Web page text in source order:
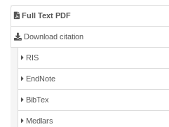
Full Text PDF
Download citation
RIS
EndNote
BibTex
Medlars